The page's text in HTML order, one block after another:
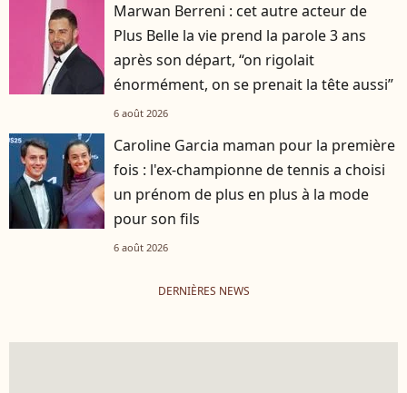
Marwan Berreni : cet autre acteur de
Plus Belle la vie prend la parole 3 ans
après son départ, “on rigolait
énormément, on se prenait la tête aussi”
6 août 2026
Caroline Garcia maman pour la première
fois : l'ex-championne de tennis a choisi
un prénom de plus en plus à la mode
pour son fils
6 août 2026
DERNIÈRES NEWS